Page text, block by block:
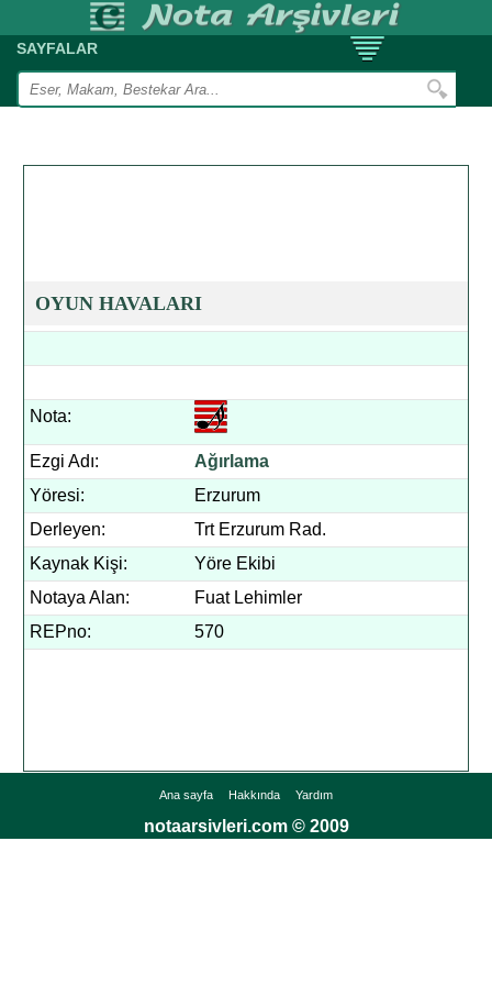
SAYFALAR
OYUN HAVALARI
Nota:
Ezgi Adı:
Ağırlama
Yöresi:
Erzurum
Derleyen:
Trt Erzurum Rad.
Kaynak Kişi:
Yöre Ekibi
Notaya Alan:
Fuat Lehimler
REPno:
570
Ana sayfa Hakkında Yardım
notaarsivleri.com © 2009